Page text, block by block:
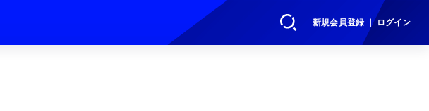
新規会員登録 ｜ ログイン